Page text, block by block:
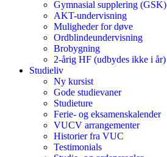
Gymnasial supplering (GSK)
AKT-undervisning
Muligheder for døve
Ordblindeundervisning
Brobygning
2-årig HF (udbydes ikke i år)
Studieliv
Ny kursist
Gode studievaner
Studieture
Ferie- og eksamenskalender
VUCV arrangementer
Historier fra VUC
Testimonials